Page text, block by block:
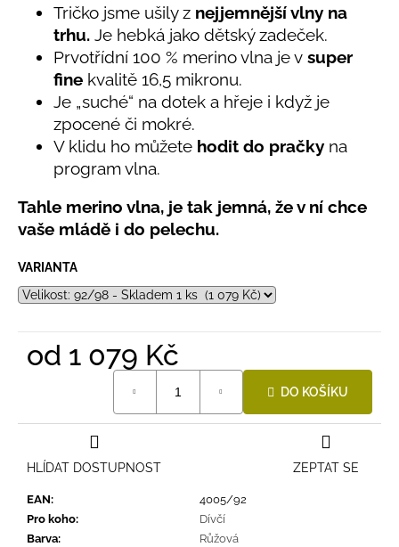
hvězdiček.Tričko jsme ušily z nejjemnější vlny na
trhu. Je hebká jako dětský zadeček.
Prvotřídní 100 % merino vlna je v super
fine kvalitě 16,5 mikronu.
Je „suché“ na dotek a hřeje i když je
zpocené či mokré.
V klidu ho můžete hodit do pračky na
program vlna.
Tahle merino vlna, je tak jemná, že v ní chce
vaše mládě i do pelechu.
VARIANTA
od 1 079 Kč
DO KOŠÍKU
EAN:
4005/92
Pro koho:
Dívčí
Barva:
Růžová
ZEPTAT SE
HLÍDAT DOSTUPNOST
LETNÍ
RYCHLESCHNOUCÍ
KALHOTY
695
Kč